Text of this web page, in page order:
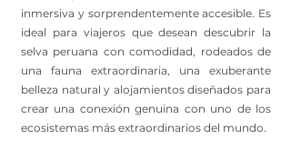
inmersiva y sorprendentemente accesible. Es
ideal para viajeros que desean descubrir la
selva peruana con comodidad, rodeados de
una fauna extraordinaria, una exuberante
belleza natural y alojamientos diseñados para
crear una conexión genuina con uno de los
ecosistemas más extraordinarios del mundo.